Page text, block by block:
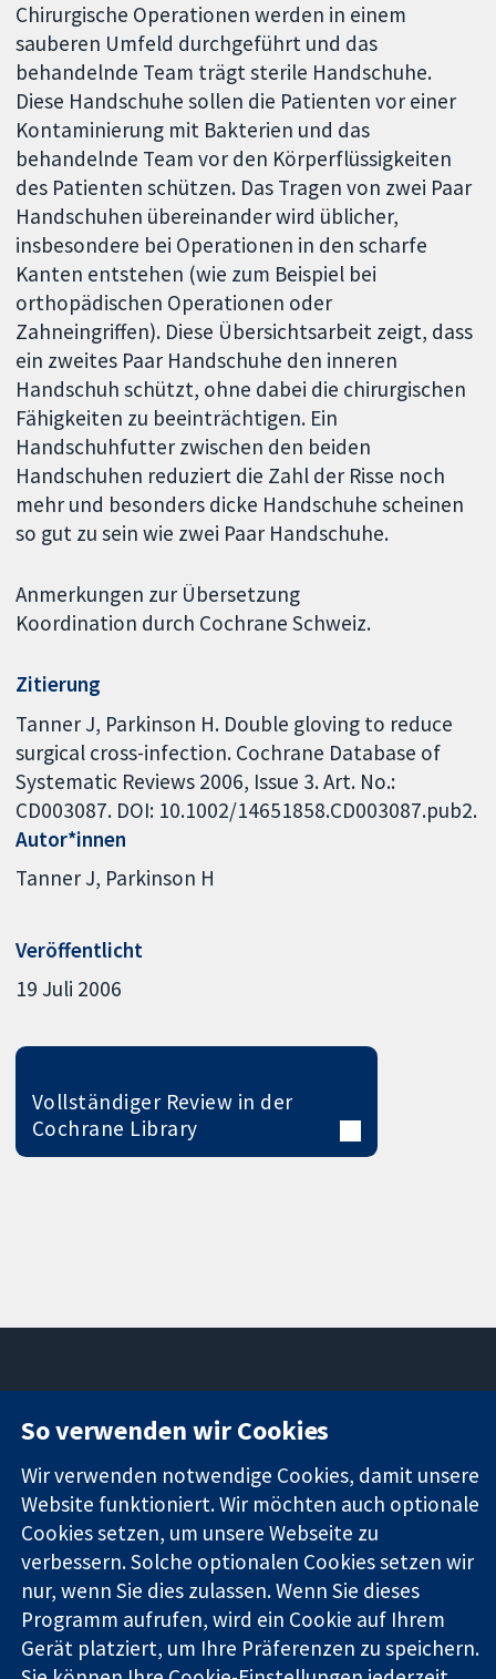
Chirurgische Operationen werden in einem
sauberen Umfeld durchgeführt und das
behandelnde Team trägt sterile Handschuhe.
Diese Handschuhe sollen die Patienten vor einer
Kontaminierung mit Bakterien und das
behandelnde Team vor den Körperflüssigkeiten
des Patienten schützen. Das Tragen von zwei Paar
Handschuhen übereinander wird üblicher,
insbesondere bei Operationen in den scharfe
Kanten entstehen (wie zum Beispiel bei
orthopädischen Operationen oder
Zahneingriffen). Diese Übersichtsarbeit zeigt, dass
ein zweites Paar Handschuhe den inneren
Handschuh schützt, ohne dabei die chirurgischen
Fähigkeiten zu beeinträchtigen. Ein
Handschuhfutter zwischen den beiden
Handschuhen reduziert die Zahl der Risse noch
mehr und besonders dicke Handschuhe scheinen
so gut zu sein wie zwei Paar Handschuhe.
Anmerkungen zur Übersetzung
Koordination durch Cochrane Schweiz.
Zitierung
Tanner J, Parkinson H. Double gloving to reduce
surgical cross-infection. Cochrane Database of
Systematic Reviews 2006, Issue 3. Art. No.:
CD003087. DOI: 10.1002/14651858.CD003087.pub2.
Autor*innen
Tanner J Parkinson H
Veröffentlicht
19 Juli 2006
Vollständiger Review in der
Cochrane Library
Zuverlässige
Evidenz
Informierte
Entscheidungen
Bessere
Gesundheit
11-13 Cavendish
London
W1G0AN
Königreich
Neuigkeiten
Pressestelle
Über uns
Cochrane
Library
So verwenden wir Cookies
Wir verwenden notwendige Cookies, damit unsere
Website funktioniert. Wir möchten auch optionale
Cookies setzen, um unsere Webseite zu
verbessern. Solche optionalen Cookies setzen wir
nur, wenn Sie dies zulassen. Wenn Sie dieses
Programm aufrufen, wird ein Cookie auf Ihrem
Gerät platziert, um Ihre Präferenzen zu speichern.